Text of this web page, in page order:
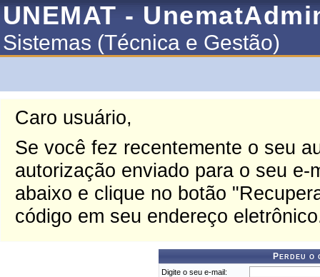
UNEMAT -
Sistemas (Técnica e Gestão)
Caro usuário,
Se você fez recentemente o seu
autorização enviado para o seu
abaixo e clique no botão
código em seu endereço
Perdeu o
Digite o seu e-mail: